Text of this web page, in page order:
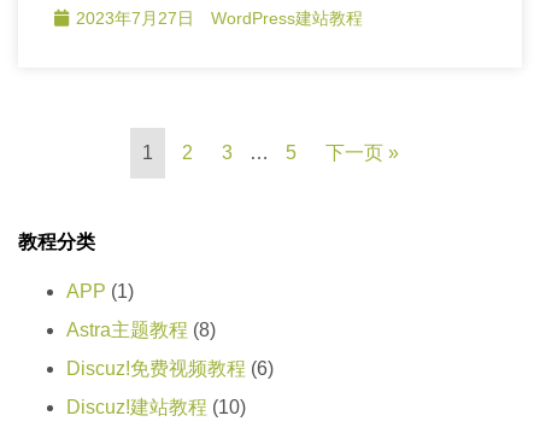
2023年7月27日 WordPress建站教程
1 2 3 … 5 下一页 »
教程分类
APP (1)
Astra主题教程 (8)
Discuz!免费视频教程 (6)
Discuz!建站教程 (10)